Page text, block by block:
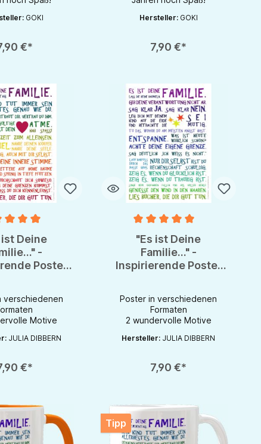
GOKI
€*
Hersteller: GOKI
7,90 €*
oder zu reduzieren.
die Schaltflächen um die Anzahl zu erhöhen oder zu reduzieren.
Bewertung von 5 von 5 Sternen
ist Deine
-
Poster
verschiedenen
Motive
JULIA DIBBERN
€*
Gib den gewünschten Wert ein oder benutze die Schaltflächen
Durchschnittliche Bewertung
"Es ist Deine
Familie..." -
Inspirierende Poster
Poster in verschiedenen
Formaten
2 wundervolle Motive
Hersteller: JULIA DIBBERN
7,90 €*
Produkt Anzahl: Gib den
Tipp